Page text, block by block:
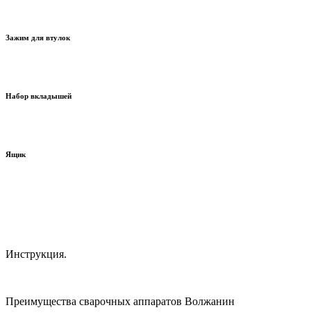
Зажим для втулок
Набор вкладышей
Ящик
Инструкция.
Преимущества сварочных аппаратов Волжанин